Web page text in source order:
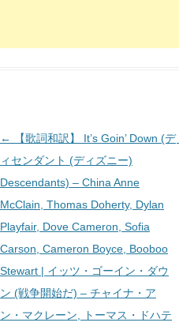
投
稿
ナ
ビ
ゲ
ー
シ
ョ
ン
←
【歌詞和訳】 It’s Goin’ Down (デ
ィセンダント (ディズニー)
Descendants) – China Anne
McClain, Thomas Doherty, Dylan
Playfair, Dove Cameron, Sofia
Carson, Cameron Boyce, Booboo
Stewart | イッツ・ゴーイン・ダウ
ン (戦争開始だ) – チャイナ・ア
ン・マクレーン, トーマス・ドハテ